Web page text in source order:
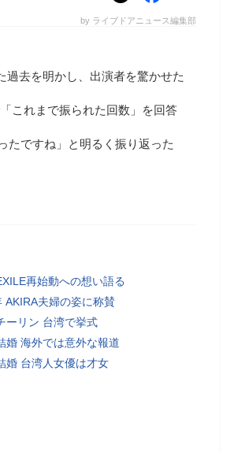
by ライブドアニュース編集部
過去を明かし、出演者を驚かせた
これまで振られた回数」を回答
たですね」と明るく振り返った
再始動への想い語る
AKIRA夫婦の姿に称賛
ーリン 台湾で挙式
婚 海外では意外な報道
婚 台湾人女優は才女